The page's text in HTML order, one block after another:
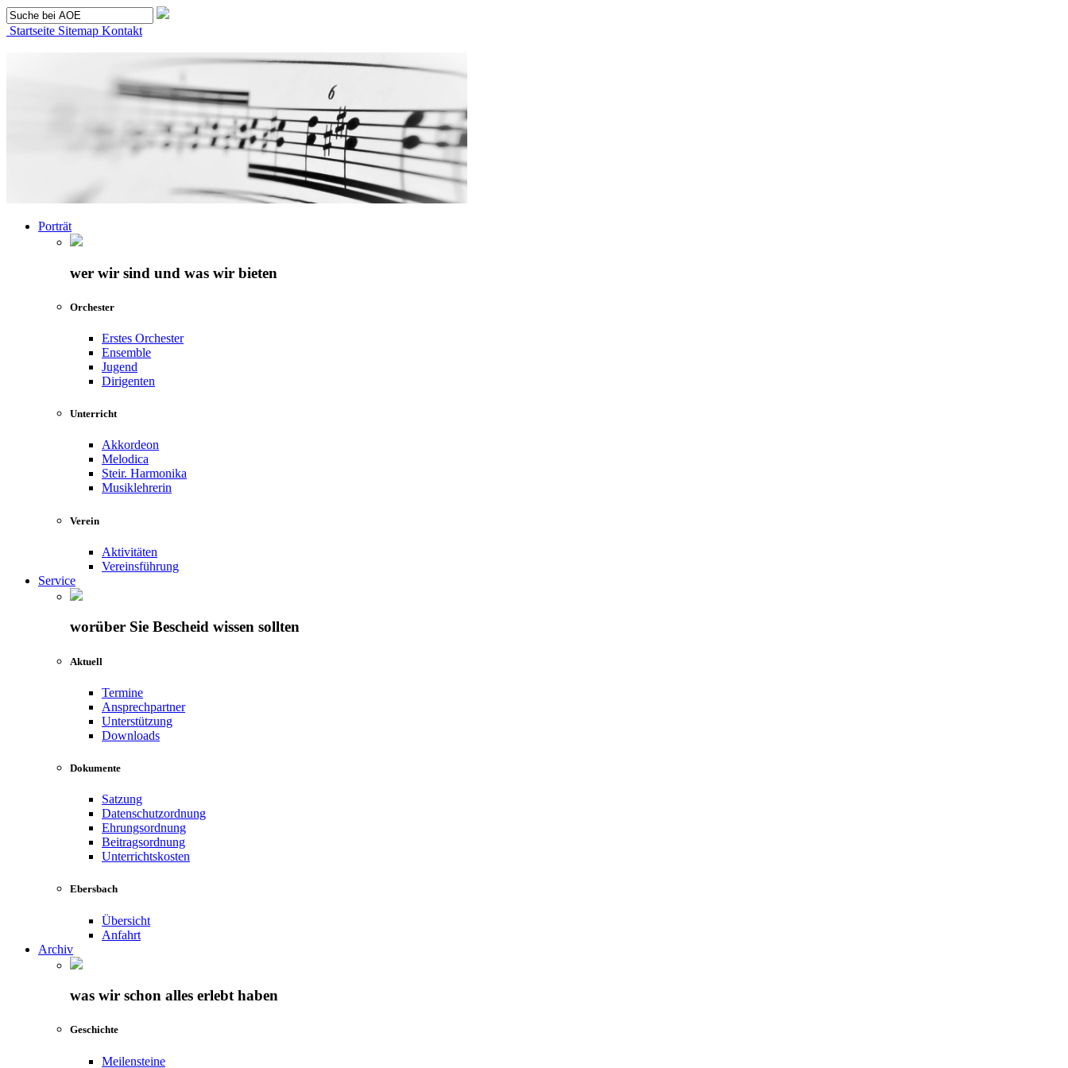
Startseite Sitemap Kontakt
Porträt
wer wir sind und was wir bieten
Orchester
Erstes Orchester
Ensemble
Jugend
Dirigenten
Unterricht
Akkordeon
Melodica
Steir. Harmonika
Musiklehrerin
Verein
Aktivitäten
Vereinsführung
Service
worüber Sie Bescheid wissen sollten
Aktuell
Termine
Ansprechpartner
Unterstützung
Downloads
Dokumente
Satzung
Datenschutzordnung
Ehrungsordnung
Beitragsordnung
Unterrichtskosten
Ebersbach
Übersicht
Anfahrt
Archiv
was wir schon alles erlebt haben
Geschichte
Meilensteine